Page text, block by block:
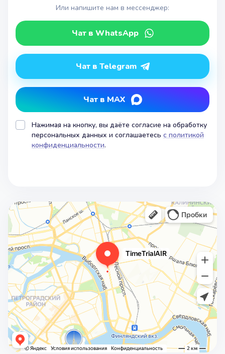
Или напишите нам в мессенджер:
Чат в WhatsApp
Чат в Telegram
Чат в MAX
Нажимая на кнопку, вы даёте согласие на обработку
персональных данных и соглашаетесь с политикой
конфиденциальности.